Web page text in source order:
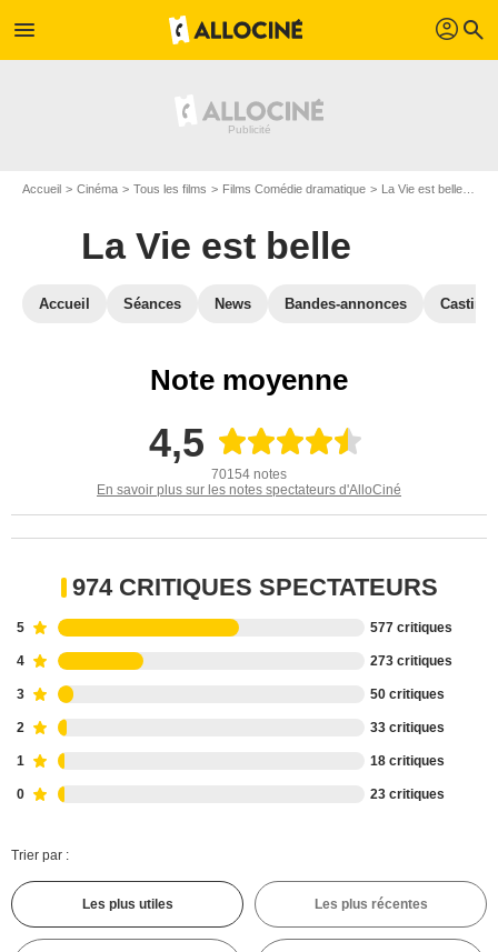
menu profil search
Accueil Cinéma Tous les films Films Comédie dramatique La Vie est belle
La Vie est belle
Accueil Séances News Bandes-annonces Casting
Note moyenne
4,5
70154 notes
En savoir plus sur les notes spectateurs d'AlloCiné
974 CRITIQUES SPECTATEURS
5 577 critiques
4 273 critiques
3 50 critiques
2 33 critiques
1 18 critiques
0 23 critiques
Trier par :
Les plus utiles Les plus récentes